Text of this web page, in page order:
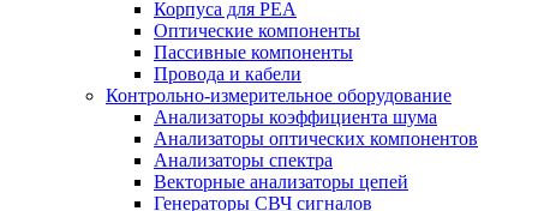
Корпуса для РЕА
Оптические компоненты
Пассивные компоненты
Провода и кабели
Контрольно-измерительное оборудование
Анализаторы коэффициента шума
Анализаторы оптических компонентов
Анализаторы спектра
Векторные анализаторы цепей
Генераторы СВЧ сигналов